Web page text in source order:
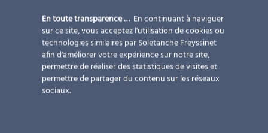
En toute transparence … En continuant à naviguer
sur ce site, vous acceptez l'utilisation de cookies ou
technologies similaires par Soletanche Freyssinet
afin d'améliorer votre expérience sur notre site,
permettre de réaliser des statistiques de visites et
permettre de partager du contenu sur les réseaux
sociaux.